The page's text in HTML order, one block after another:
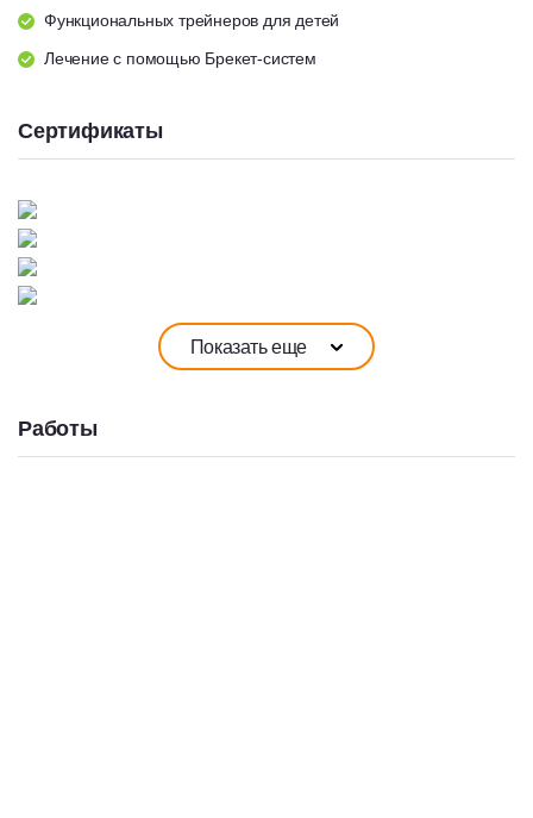
Функциональных трейнеров для детей
Лечение с помощью Брекет-систем
Сертификаты
Показать еще
Работы